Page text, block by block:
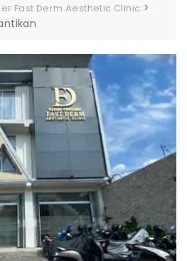
Fast Derm Aesthetic Clinic >